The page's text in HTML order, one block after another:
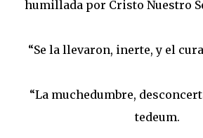
humillada por Cristo Nuestro
“Se la llevaron, inerte, y el
“La muchedumbre,
tedeum.